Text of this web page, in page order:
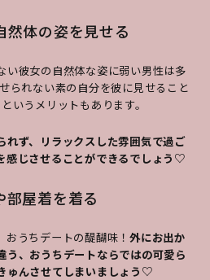
然体の姿を見せる
い彼女の自然体な姿に弱い男性は多
られない素の自分を彼に見せること
いうメリットもあります。
れず、リラックスした雰囲気で過ご
感じさせることができるでしょう♡
部屋着を着る
うちデートの醍醐味！ 外にお出か
う、おうちデートならではの可愛ら
ゅんさせてしまいましょう♡